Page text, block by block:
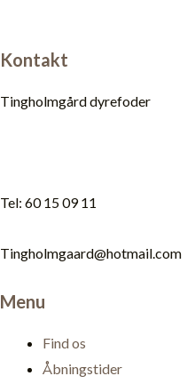
Kontakt
Tingholmgård dyrefoder
Tel: 60 15 09 11
Tingholmgaard@hotmail.com
Menu
Find os
Åbningstider